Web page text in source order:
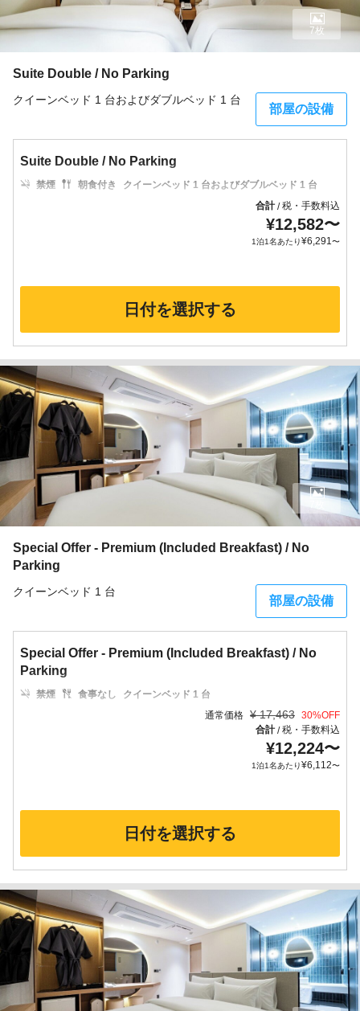
Suite Double / No Parking
クイーンベッド 1 台およびダブルベッド 1 台
部屋の設備
7枚
Suite Double / No Parking
禁煙 朝食付き
クイーンベッド 1 台およびダブルベッド 1 台
合計/税・手数料込
¥12,582〜
1泊1名あたり¥6,291〜
日付を選択する
Special Offer - Premium (Included Breakfast) / No
Parking
クイーンベッド 1 台
部屋の設備
Special Offer - Premium (Included Breakfast) / No
Parking
禁煙 食事なし
クイーンベッド 1 台
通常価格 ¥ 17,463 30%OFF
合計/税・手数料込
¥12,224〜
1泊1名あたり¥6,112〜
日付を選択する